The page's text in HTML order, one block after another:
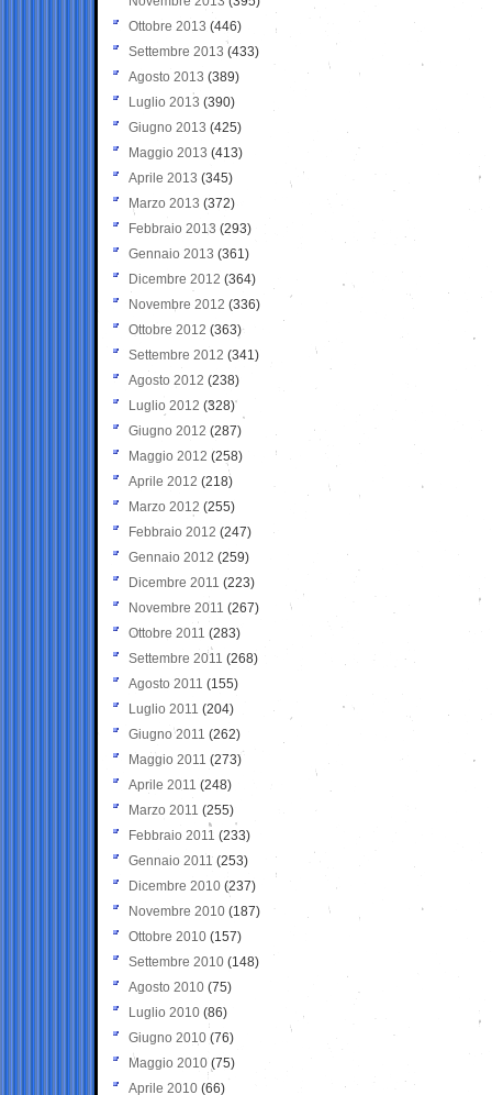
Ottobre 2013 (446)
Settembre 2013 (433)
Agosto 2013 (389)
Luglio 2013 (390)
Giugno 2013 (425)
Maggio 2013 (413)
Aprile 2013 (345)
Marzo 2013 (372)
Febbraio 2013 (293)
Gennaio 2013 (361)
Dicembre 2012 (364)
Novembre 2012 (336)
Ottobre 2012 (363)
Settembre 2012 (341)
Agosto 2012 (238)
Luglio 2012 (328)
Giugno 2012 (287)
Maggio 2012 (258)
Aprile 2012 (218)
Marzo 2012 (255)
Febbraio 2012 (247)
Gennaio 2012 (259)
Dicembre 2011 (223)
Novembre 2011 (267)
Ottobre 2011 (283)
Settembre 2011 (268)
Agosto 2011 (155)
Luglio 2011 (204)
Giugno 2011 (262)
Maggio 2011 (273)
Aprile 2011 (248)
Marzo 2011 (255)
Febbraio 2011 (233)
Gennaio 2011 (253)
Dicembre 2010 (237)
Novembre 2010 (187)
Ottobre 2010 (157)
Settembre 2010 (148)
Agosto 2010 (75)
Luglio 2010 (86)
Giugno 2010 (76)
Maggio 2010 (75)
Aprile 2010 (66)